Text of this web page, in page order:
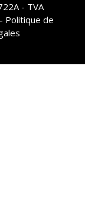
- TVA
Politique de